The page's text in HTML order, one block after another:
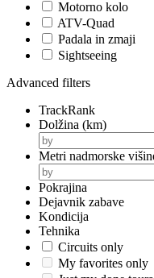
Motorno kolo
ATV-Quad
Padala in zmaji
Sightseeing
Advanced filters
TrackRank
Dolžina (km)
Metri nadmorske
Pokrajina
Dejavnik zabave
Kondicija
Tehnika
Circuits only
My favorites only